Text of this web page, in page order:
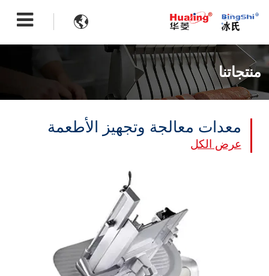

منتجاتنا
معدات معالجة وتجهيز الأطعمة
عرض الكل